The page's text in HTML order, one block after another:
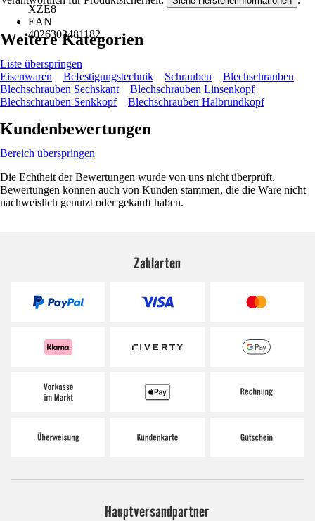
XZE8
EAN
4026303481182
Weitere Kategorien
Liste überspringen
Eisenwaren
Befestigungstechnik Schrauben
Blechschrauben
Blechschrauben Sechskant
Blechschrauben Linsenkopf
Blechschrauben Senkkopf
Blechschrauben Halbrundkopf
Kundenbewertungen
Bereich überspringen
Die Echtheit der Bewertungen wurde von uns nicht überprüft.
Bewertungen können auch von Kunden stammen, die die Ware nicht
nachweislich genutzt oder gekauft haben.
Zahlarten
Hauptversandpartner